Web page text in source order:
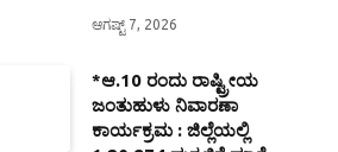
ಆಗಷ್ಟ್ 7, 2026
*ಆ.10 ರಂದು ರಾಷ್ಟ್ರೀಯ
ಜಂತುಹುಳು ನಿವಾರಣಾ
ಕಾರ್ಯಕ್ರಮ : ಜಿಲ್ಲೆಯಲ್ಲಿ